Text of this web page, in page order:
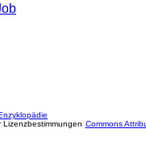
Lizenzbestimmungen Commons